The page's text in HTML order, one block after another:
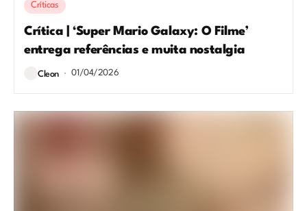
Críticas
Crítica | ‘Super Mario Galaxy: O Filme’
entrega referências e muita nostalgia
Cleon 01/04/2026